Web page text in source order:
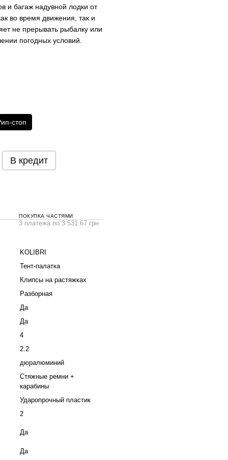
и багаж надувной лодки от
во время движения, так и
не прерывать рыбалку или
погодных условий.
стоп
В кредит
ПОКУПКА ЧАСТЯМИ
3 платежа по 3 531.67 грн
KOLIBRI
Тент-палатка
Клипсы на растяжках
Разборная
Да
Да
4
2.2
дюралюминий
Стяжные ремни +
карабины
Ударопрочный пластик
2
Да
Да